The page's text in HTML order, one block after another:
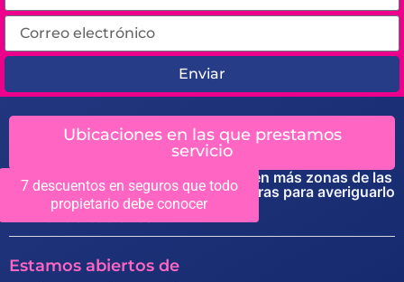
7 descuentos en seguros que todo
propietario debe conocer
Enviar
Ubicaciones en las que prestamos
servicio
Es posible que prestemos servicio en más zonas de las
indicadas. Nos encantaría que llamaras para averiguarlo
Ver ubicaciones
Estamos abiertos de